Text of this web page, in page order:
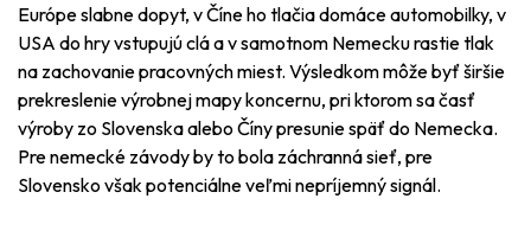
Európe slabne dopyt, v Číne ho tlačia domáce automobilky, v
USA do hry vstupujú clá a v samotnom Nemecku rastie tlak
na zachovanie pracovných miest. Výsledkom môže byť širšie
prekreslenie výrobnej mapy koncernu, pri ktorom sa časť
výroby zo Slovenska alebo Číny presunie späť do Nemecka.
Pre nemecké závody by to bola záchranná sieť, pre
Slovensko však potenciálne veľmi nepríjemný signál.